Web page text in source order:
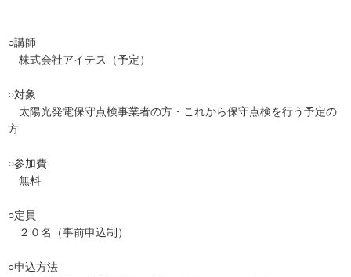
○講師
株式会社アイテス（予定）
○対象
太陽光発電保守点検事業者の方・これから保守点検を行う予定の
方
○参加費
無料
○定員
２０名（事前申込制）
○申込方法